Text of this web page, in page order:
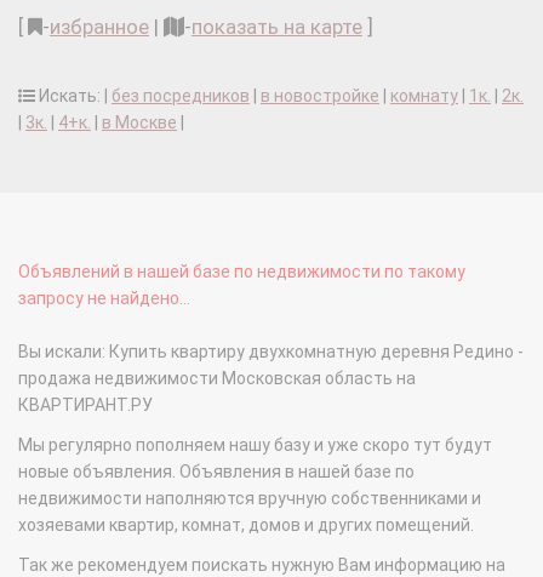
-избранное | -показать на карте
Искать: | без посредников в новостройке комнату 1к.
2к.
3к. 4+к. в Москве
Объявлений в нашей базе по недвижимости по такому
запросу не найдено...
Вы искали: Купить квартиру двухкомнатную деревня Редино -
продажа недвижимости Московская область на
КВАРТИРАНТ.РУ
Мы регулярно пополняем нашу базу и уже скоро тут будут
новые объявления. Объявления в нашей базе по
недвижимости наполняются вручную собственниками и
хозяевами квартир, комнат, домов и других помещений.
Так же рекомендуем поискать нужную Вам информацию на